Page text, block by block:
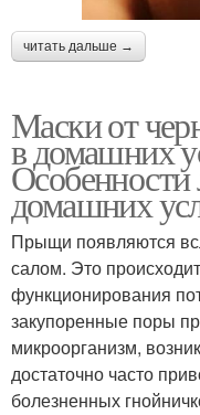
читать дальше →
Маски от
в домашних
домашних
Прыщи появляются
салом. Это
функционирования
закупоренные поры
микроорганизм,
достаточно часто
болезненных